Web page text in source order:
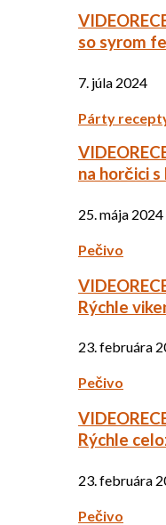
so syrom
7. júla 2024
Párty
na horčici
25. mája 2024
Pečivo
Rýchle
23. februára
Pečivo
Rýchle
23. februára
Pečivo